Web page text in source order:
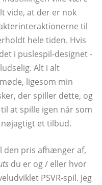
vide, at der er nok
til
hele tiden. Hvis
i puslespil-designet -
Alt i alt
ligesom min
der spiller dette, og
at spille igen når som
et tilbud.
pris afhænger af,
du er og / eller hvor
PSVR-spil. Jeg